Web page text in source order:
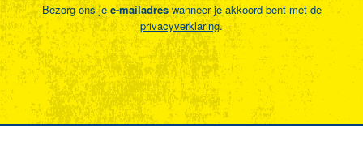
Bezorg ons jee-mailadreswanneer je akkoord bent met de
privacyverklaring.